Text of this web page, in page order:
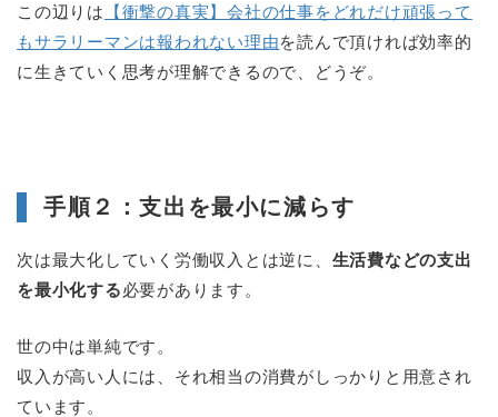
この辺りは
【衝撃の真実】会社の仕事をどれだけ頑張って
もサラリーマンは報われない理由を読んで頂ければ効率的
に生きていく思考が理解できるので、どうぞ。
手順２：支出を最小に減らす
次は最大化していく労働収入とは逆に、 生活費などの支出
を最小化する必要があります。
世の中は単純です。
収入が高い人には、それ相当の消費がしっかりと用意され
ています。